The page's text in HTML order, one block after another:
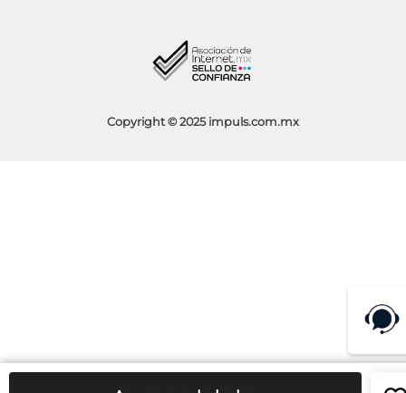
Aviso de Privacidad
Copyright © 2025 impuls.com.mx